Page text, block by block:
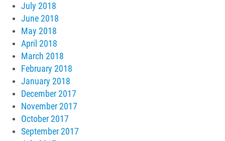
July 2018
June 2018
May 2018
April 2018
March 2018
February 2018
January 2018
December 2017
November 2017
October 2017
September 2017